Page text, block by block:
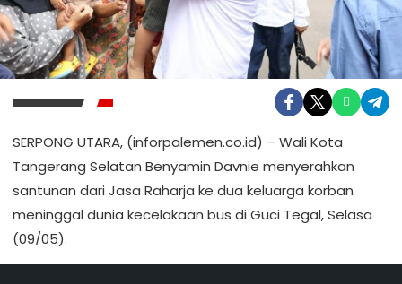
SERPONG UTARA, (inforpalemen.co.id) – Wali Kota
Tangerang Selatan Benyamin Davnie menyerahkan
santunan dari Jasa Raharja ke dua keluarga korban
meninggal dunia kecelakaan bus di Guci Tegal, Selasa
(09/05).